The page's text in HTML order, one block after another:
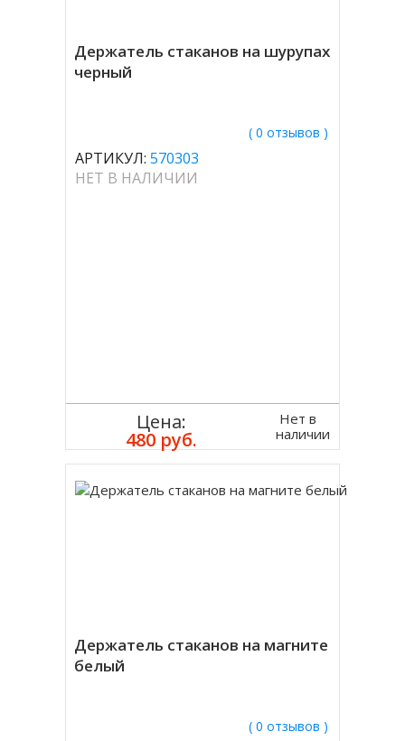
Держатель стаканов на шурупах
черный
( 0 отзывов )
АРТИКУЛ: 570303
НЕТ В НАЛИЧИИ
Цена:
480 руб.
Нет в
наличии
Держатель стаканов на магните
белый
( 0 отзывов )